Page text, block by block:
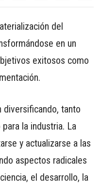
del
en un
exitosos como
diversificando, tanto
la industria. La
y actualizarse a las
aspectos radicales
el desarrollo, la